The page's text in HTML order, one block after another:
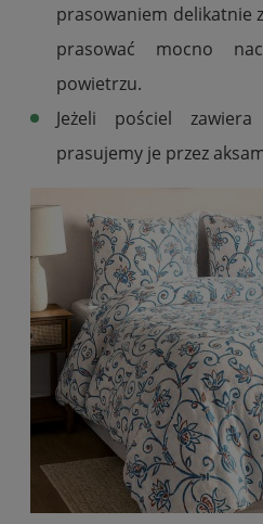
prasowaniem delikatnie
prasować mocno
powietrzu.
Jeżeli pościel
prasujemy je przez